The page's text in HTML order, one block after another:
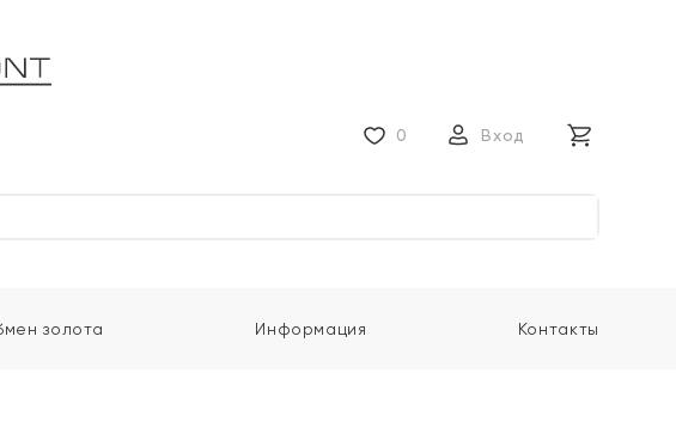
0 Вход
золота Информация Контакты